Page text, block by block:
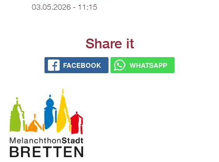
03.05.2026 - 11:15
Share it
FACEBOOK WHATSAPP